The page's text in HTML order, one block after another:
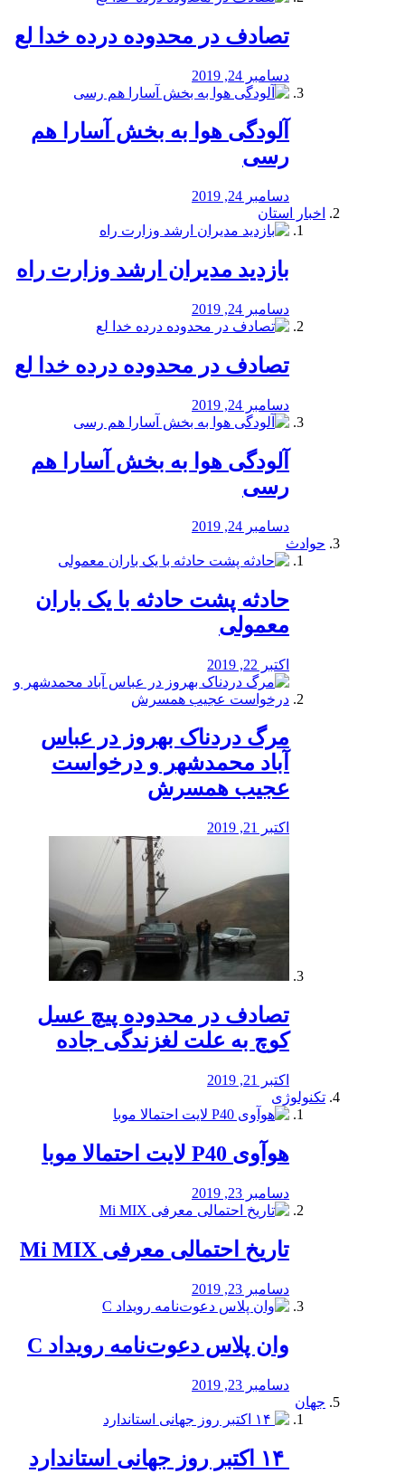
تصادف در محدوده درده خدا لع
دسامبر 24, 2019
آلودگی هوا به بخش آسارا هم
رسی
دسامبر 24, 2019
اخبار استان
بازدید مدیران ارشد وزارت راه
دسامبر 24, 2019
تصادف در محدوده درده خدا لع
دسامبر 24, 2019
آلودگی هوا به بخش آسارا هم
رسی
دسامبر 24, 2019
حوادث
️حادثه پشت حادثه با یک باران
معمولی
اکتبر 22, 2019
مرگ دردناک بهروز در عباس
آباد محمدشهر و درخواست
عجیب همسرش
اکتبر 21, 2019
تصادف در محدوده پیچ عسل
کوچ به علت لغزندگی جاده
اکتبر 21, 2019
تکنولوژی
هوآوی P40 لایت احتمالا موبا
دسامبر 23, 2019
تاریخ احتمالی معرفی Mi MIX
دسامبر 23, 2019
وان پلاس دعوت‌نامه رویداد C
دسامبر 23, 2019
جهان